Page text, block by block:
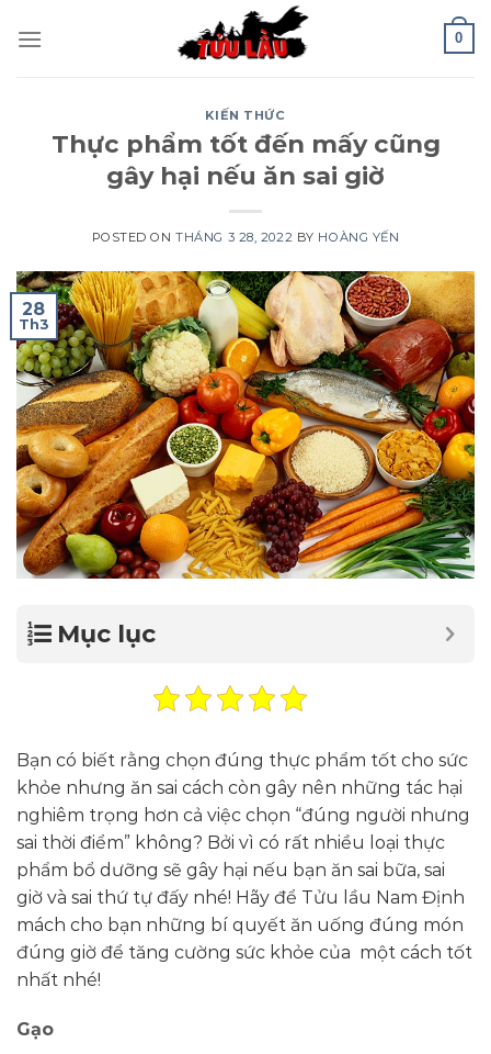
0
KIẾN THỨC
Thực phẩm tốt đến mấy cũng
gây hại nếu ăn sai giờ
POSTED ONTHÁNG 3 28, 2022 BY HOÀNG YẾN
28
Th3
Mục lục
Bạn có biết rằng chọn đúng thực phẩm tốt cho sức
khỏe nhưng ăn sai cách còn gây nên những tác hại
nghiêm trọng hơn cả việc chọn “đúng người nhưng
sai thời điểm” không? Bởi vì có rất nhiều loại thực
phẩm bổ dưỡng sẽ gây hại nếu bạn ăn sai bữa, sai
giờ và sai thứ tự đấy nhé! Hãy để Tửu lầu Nam Định
mách cho bạn những bí quyết ăn uống đúng món
đúng giờ để tăng cường sức khỏe của một cách tốt
nhất nhé!
Gạo